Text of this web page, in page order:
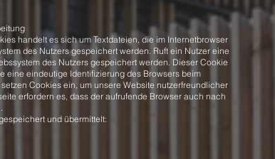
handelt es sich um Textdateien, die im Internetbrowser
des Nutzers gespeichert werden. Ruft ein Nutzer eine
des Nutzers gespeichert werden. Dieser Cookie
eine eindeutige Identifizierung des Browsers beim
Cookies ein, um unsere Website nutzerfreundlicher
erfordern es, dass der aufrufende Browser auch nach
und übermittelt: